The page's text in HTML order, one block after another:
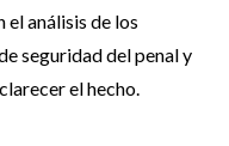
el análisis de los
seguridad del penal y
el hecho.